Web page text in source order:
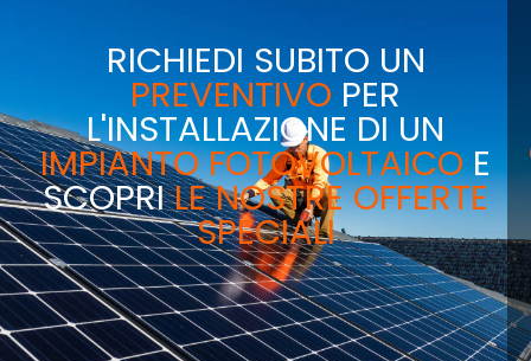
RICHIEDI SUBITO UN
PREVENTIVO PER
L'INSTALLAZIONE DI UN
IMPIANTO FOTOVOLTAICOE
SCOPRILE NOSTRE OFFERTE
SPECIALI